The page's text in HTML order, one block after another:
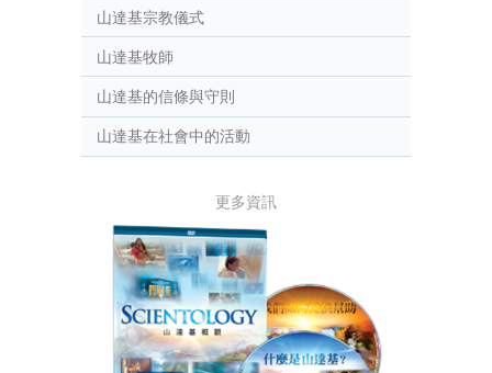
山達基宗教儀式
山達基牧師
山達基的信條與守則
山達基在社會中的活動
更多資訊